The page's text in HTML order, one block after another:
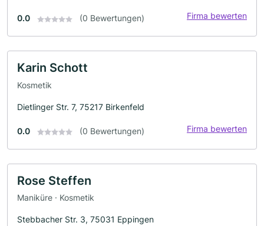
0.0 (0 Bewertungen) Firma bewerten
Karin Schott
Kosmetik
Dietlinger Str. 7, 75217 Birkenfeld
0.0 (0 Bewertungen) Firma bewerten
Rose Steffen
Maniküre · Kosmetik
Stebbacher Str. 3, 75031 Eppingen